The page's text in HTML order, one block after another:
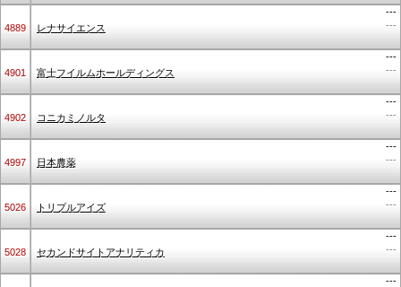
4889 レナサイエンス
---
---
4901 富士フイルムホールディングス
---
---
4902 コニカミノルタ
---
---
4997 日本農薬
---
---
5026 トリプルアイズ
---
---
5028 セカンドサイトアナリティカ
---
---
---